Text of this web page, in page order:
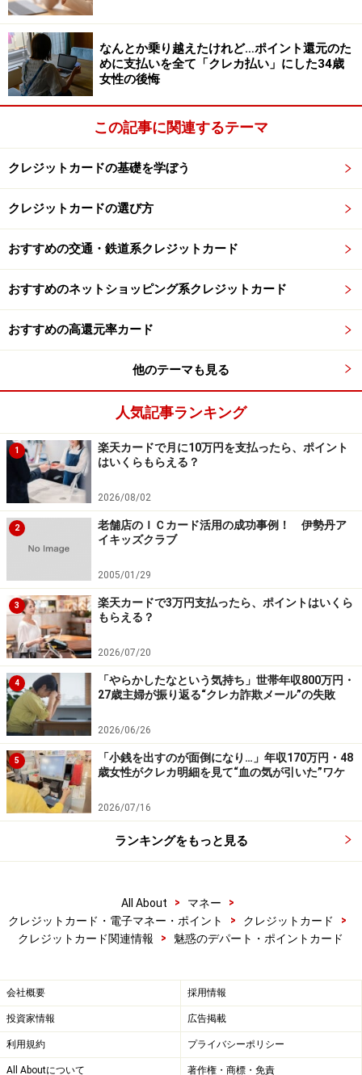
なんとか乗り越えたけれど…ポイント還元のた
めに支払いを全て「クレカ払い」にした34歳
女性の後悔
この記事に関連するテーマ
クレジットカードの基礎を学ぼう
クレジットカードの選び方
おすすめの交通・鉄道系クレジットカード
おすすめのネットショッピング系クレジットカード
おすすめの高還元率カード
他のテーマも見る
人気記事ランキング
1
楽天カードで月に10万円を支払ったら、ポイント
はいくらもらえる？
2026/08/02
2
老舗店のＩＣカード活用の成功事例！ 伊勢丹ア
イキッズクラブ
2005/01/29
3
楽天カードで3万円支払ったら、ポイントはいくら
もらえる？
2026/07/20
4
「やらかしたなという気持ち」世帯年収800万円・
27歳主婦が振り返る“クレカ詐欺メール”の失敗
2026/06/26
5
「小銭を出すのが面倒になり…」年収170万円・48
歳女性がクレカ明細を見て“血の気が引いた”ワケ
2026/07/16
ランキングをもっと見る
All About > マネー
>
クレジットカード・電子マネー・ポイント
> クレジットカード
>
クレジットカード関連情報
> 魅惑のデパート・ポイントカード
会社概要 採用情報
投資家情報 広告掲載
利用規約 プライバシーポリシー
All Aboutについて 著作権・商標・免責